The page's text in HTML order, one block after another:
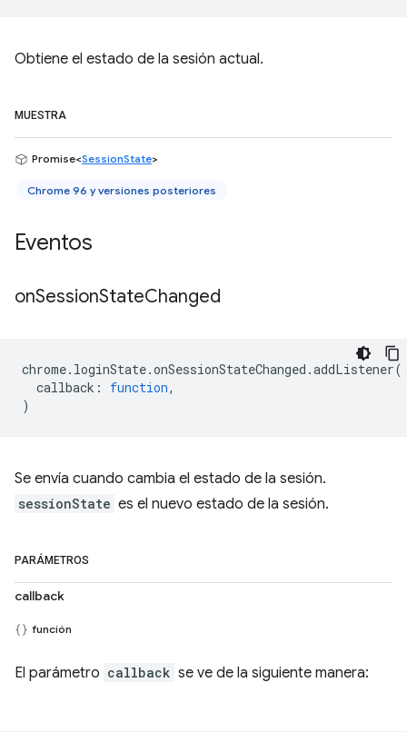
Obtiene el estado de la sesión actual.
MUESTRA
Promise<SessionState>
Chrome 96 y versiones posteriores
Eventos
onSessionStateChanged
chrome. loginState.onSessionStateChanged .addListener(
callback : function,
)
Se envía cuando cambia el estado de la sesión.
sessionState es el nuevo estado de la sesión.
PARÁMETROS
callback
función
El parámetro callback se ve de la siguiente manera: